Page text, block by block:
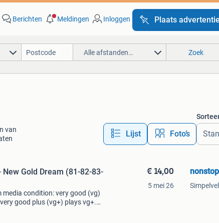
Berichten Meldingen Inloggen Plaats advertentie
Alle afstanden… Zoek
van
Lijst Foto’s
Gold Dream (81-82-83-
media condition: very good (vg)
good plus (vg+) plays vg+.
€ 14,00
5 mei 26